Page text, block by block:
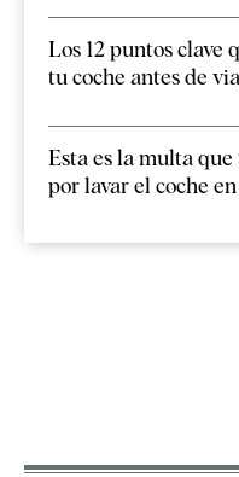
Los 12 puntos clave
tu coche antes de
Esta es la multa
por lavar el coche